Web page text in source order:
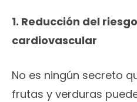
1. Reducción del
cardiovascular
No es ningún secreto
frutas y verduras